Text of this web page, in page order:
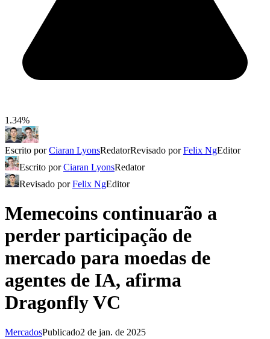
1.34%
Escrito porCiaran LyonsRedatorRevisado porFelix NgEditor
Escrito porCiaran LyonsRedator
Revisado porFelix NgEditor
Memecoins continuarão a
perder participação de
mercado para moedas de
agentes de IA, afirma
Dragonfly VC
MercadosPublicado2 de jan. de 2025